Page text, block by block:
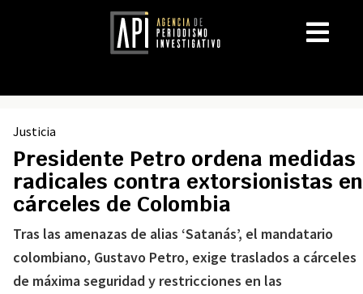
Justicia
Presidente Petro ordena medidas
radicales contra extorsionistas en
cárceles de Colombia
Tras las amenazas de alias ‘Satanás’, el mandatario
colombiano, Gustavo Petro, exige traslados a cárceles
de máxima seguridad y restricciones en las